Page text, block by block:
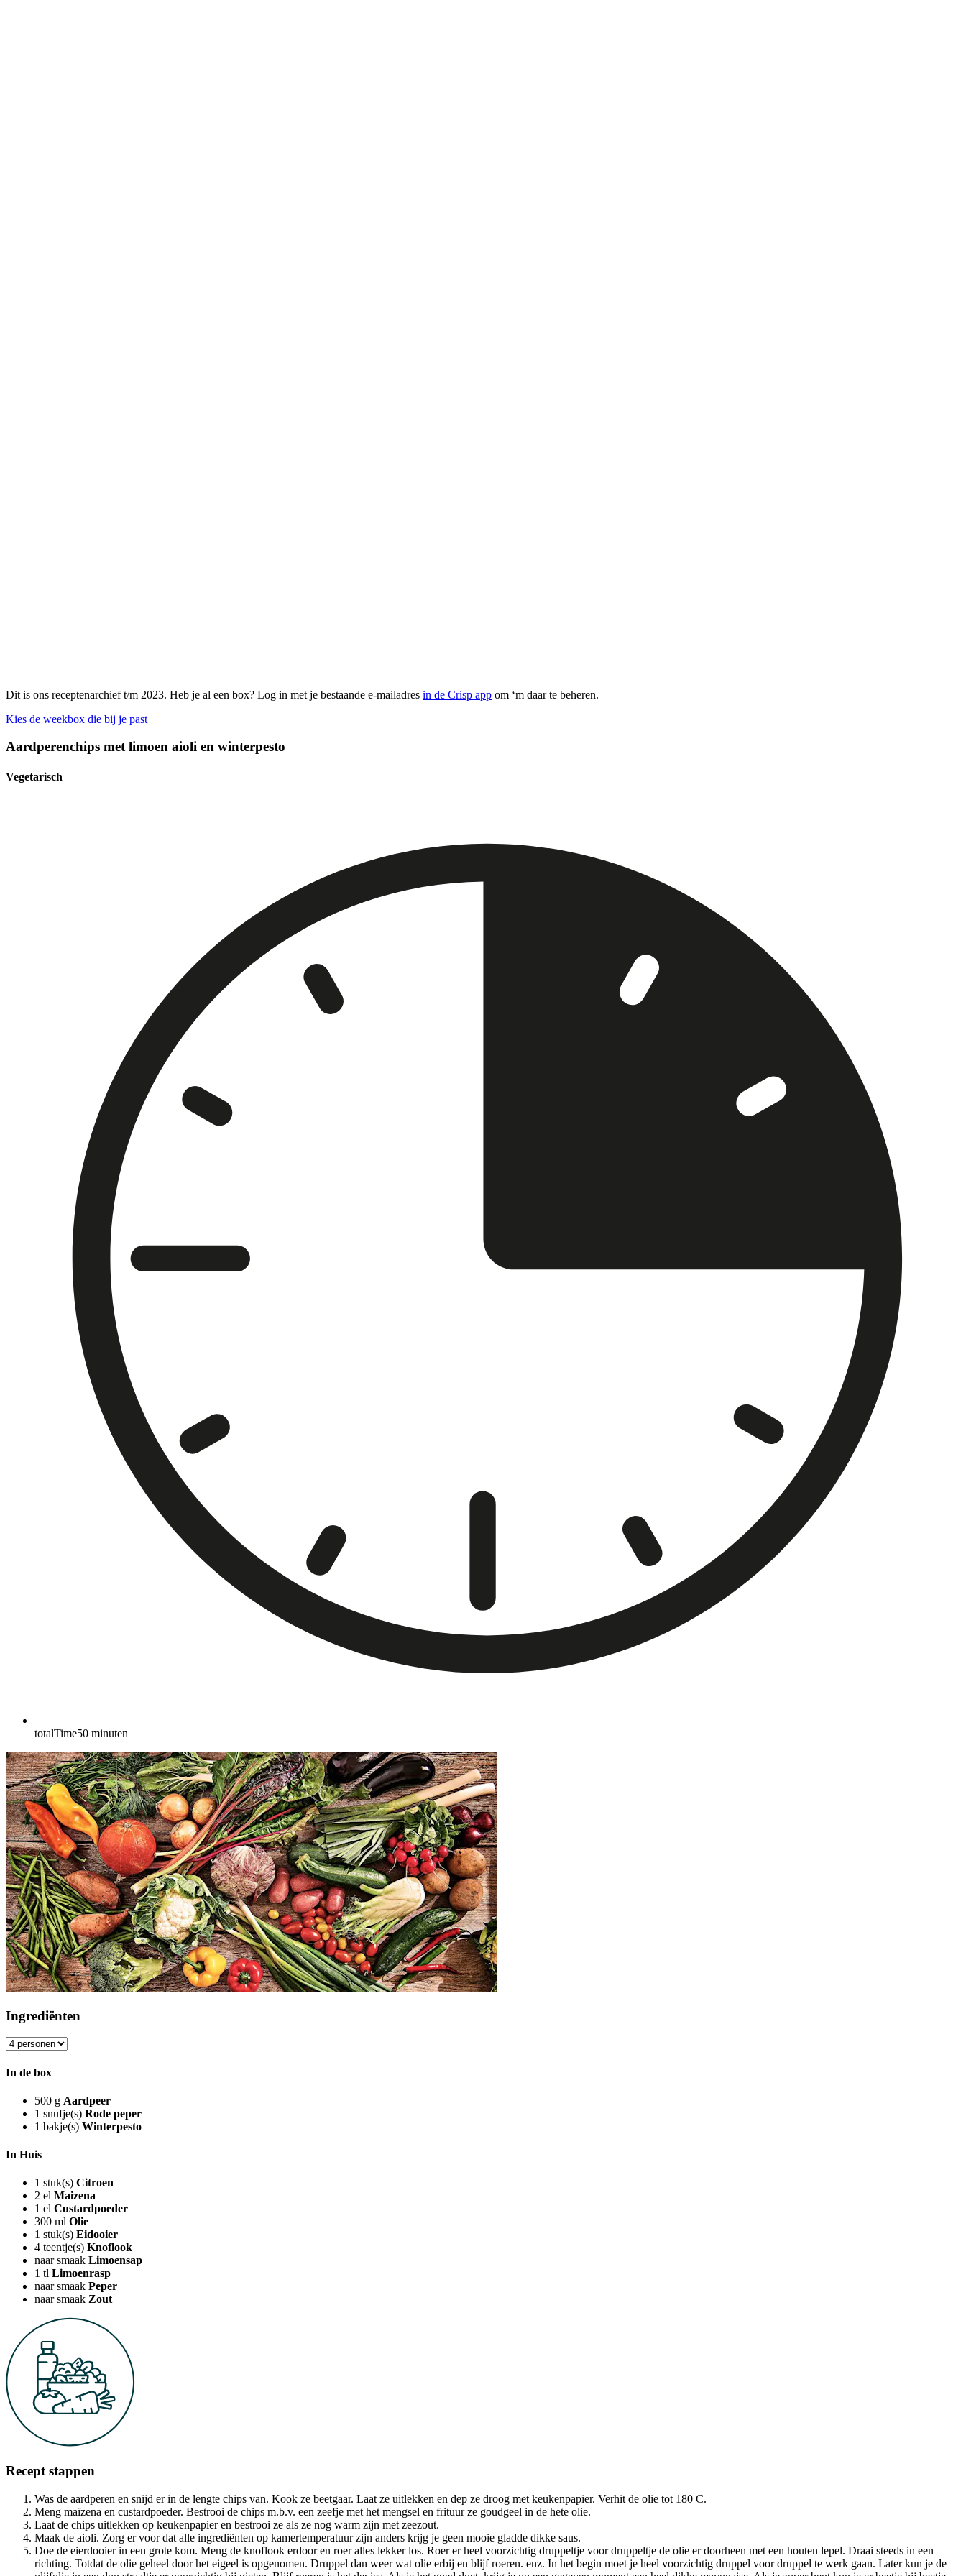
Dit is ons receptenarchief t/m 2023. Heb je al een box? Log in met je bestaande e-mailadres in de Crisp app om ‘m daar te beheren.
Kies de weekbox die bij je past
Aardperenchips met limoen aioli en winterpesto
Vegetarisch
totalTime50 minuten
Ingrediënten
In de box
500 g Aardpeer
1 snufje(s) Rode peper
1 bakje(s) Winterpesto
In Huis
1 stuk(s) Citroen
2 el Maizena
1 el Custardpoeder
300 ml Olie
1 stuk(s) Eidooier
4 teentje(s) Knoflook
naar smaak Limoensap
1 tl Limoenrasp
naar smaak Peper
naar smaak Zout
Recept stappen
Was de aardperen en snijd er in de lengte chips van. Kook ze beetgaar. Laat ze uitlekken en dep ze droog met keukenpapier. Verhit de olie tot 180 C.
Meng maïzena en custardpoeder. Bestrooi de chips m.b.v. een zeefje met het mengsel en frituur ze goudgeel in de hete olie.
Laat de chips uitlekken op keukenpapier en bestrooi ze als ze nog warm zijn met zeezout.
Maak de aioli. Zorg er voor dat alle ingrediënten op kamertemperatuur zijn anders krijg je geen mooie gladde dikke saus.
Doe de eierdooier in een grote kom. Meng de knoflook erdoor en roer alles lekker los. Roer er heel voorzichtig druppeltje voor druppeltje de olie er doorheen met een houten lepel. Draai steeds in een
richting. Totdat de olie geheel door het eigeel is opgenomen. Druppel dan weer wat olie erbij en blijf roeren. enz. In het begin moet je heel voorzichtig druppel voor druppel te werk gaan. Later kun je de